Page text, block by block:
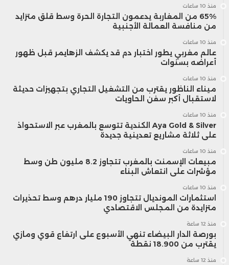
منذ 10 ساعات
65% من المغاربة يدعمون التجارة الحرة وسط قلق متزايد
من منافسة العمالة الأجنبية
منذ 10 ساعات
عالم مغربي يطور اختبار دم قد يكشف الزهايمر قبل ظهور
أعراضه بسنوات
منذ 10 ساعات
ميناء الناظور يقترب من التشغيل التجاري بتجهيزات حديثة
لاستقبال أكبر سفن الحاويات
منذ 10 ساعات
Aya Gold & Silver الكندية تتوسع بالمغرب عبر الاستحواذ
على ثلاثة مشاريع تعدينية جديدة
منذ 10 ساعات
مبيعات الإسمنت بالمغرب تتجاوز 8.2 مليون طن وسط
مؤشرات على انتعاش البناء
منذ 10 ساعات
استثمارات المونديال تتجاوز 190 مليار درهم وسط تحذيرات
متزايدة من المجلس الاقتصادي
منذ 12 ساعة
بورصة الدار البيضاء تنهي الأسبوع على ارتفاع قوي ومازي
يقترب من 18.900 نقطة
منذ 12 ساعة